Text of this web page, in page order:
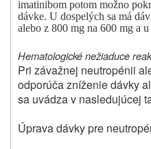
imatinibom potom možno
dávke. U dospelých sa má
alebo z 800 mg na 600 mg a
Hematologické nežiaduce
Pri závažnej neutropénii
odporúča zníženie dávky
sa uvádza v nasledujúcej
Úprava dávky pre